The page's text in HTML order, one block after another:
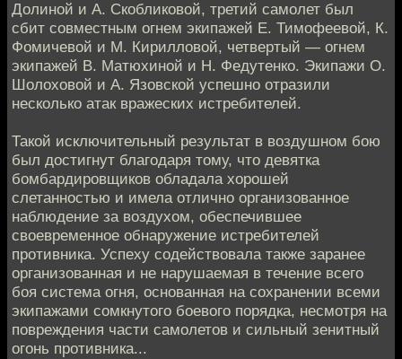
Долиной и А. Скобликовой, третий самолет был
сбит совместным огнем экипажей Е. Тимофеевой, К.
Фомичевой и М. Кирилловой, четвертый — огнем
экипажей В. Матюхиной и Н. Федутенко. Экипажи О.
Шолоховой и А. Язовской успешно отразили
несколько атак вражеских истребителей.
Такой исключительный результат в воздушном бою
был достигнут благодаря тому, что девятка
бомбардировщиков обладала хорошей
слетанностью и имела отлично организованное
наблюдение за воздухом, обеспечившее
своевременное обнаружение истребителей
противника. Успеху содействовала также заранее
организованная и не нарушаемая в течение всего
боя система огня, основанная на сохранении всеми
экипажами сомкнутого боевого порядка, несмотря на
повреждения части самолетов и сильный зенитный
огонь противника...